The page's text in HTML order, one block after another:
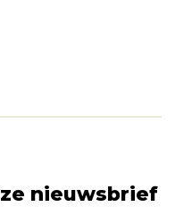
nieuwsbrief